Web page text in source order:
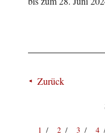
Zurück
1 2 3 4